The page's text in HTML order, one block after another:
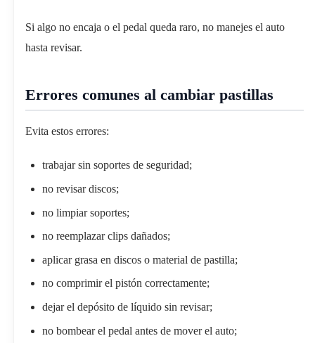
Si algo no encaja o el pedal queda raro, no manejes el auto
hasta revisar.
Errores comunes al cambiar pastillas
Evita estos errores:
trabajar sin soportes de seguridad;
no revisar discos;
no limpiar soportes;
no reemplazar clips dañados;
aplicar grasa en discos o material de pastilla;
no comprimir el pistón correctamente;
dejar el depósito de líquido sin revisar;
no bombear el pedal antes de mover el auto;